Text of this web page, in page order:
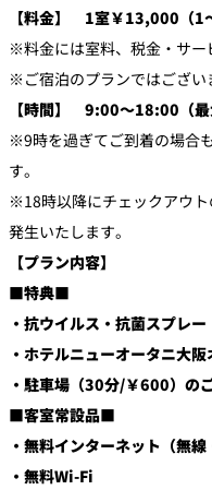
【料金】 1室￥13,000（1
※料金には室料、税金・サー
※ご宿泊のプランではござい
【時間】 9:00～18:00（最
※9時を過ぎてご到着の場合
す。
※18時以降にチェックアウ
発生いたします。
【プラン内容】
■特典■
・抗ウイルス・抗菌スプレ
・ホテルニューオータニ大
・駐車場（30分/￥600）の
■客室常設品■
・無料インターネット（無線
・無料Wi-Fi